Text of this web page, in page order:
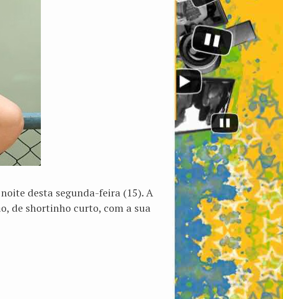
desta segunda-feira (15). A
de shortinho curto, com a sua